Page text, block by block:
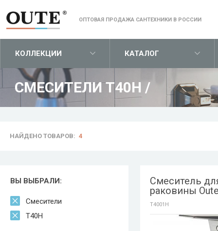
ОПТОВАЯ ПРОДАЖА САНТЕХНИКИ В РОССИИ
КОЛЛЕКЦИИ КАТАЛОГ
СМЕСИТЕЛИ T40H /
НАЙДЕНО ТОВАРОВ: 4
ВЫ ВЫБРАЛИ:
Смесители
T40H
Смеситель
раковины
T4001H